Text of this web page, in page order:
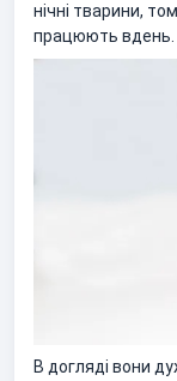
нічні тварини,
працюють вдень.
В догляді вони